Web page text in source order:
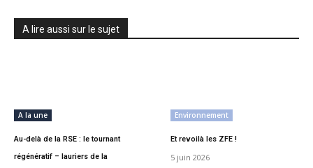
A lire aussi sur le sujet
A la une
Au-delà de la RSE : le tournant
régénératif – lauriers de la
Environnement
Et revoilà les ZFE !
5 juin 2026